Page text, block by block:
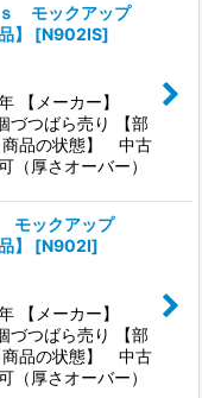
モックアップ
】
[N902IS]
【メーカー】
づつばら売り 【部
品の状態】 中古
（厚さオーバー）
モックアップ
】
[N902I]
【メーカー】
づつばら売り 【部
品の状態】 中古
（厚さオーバー）